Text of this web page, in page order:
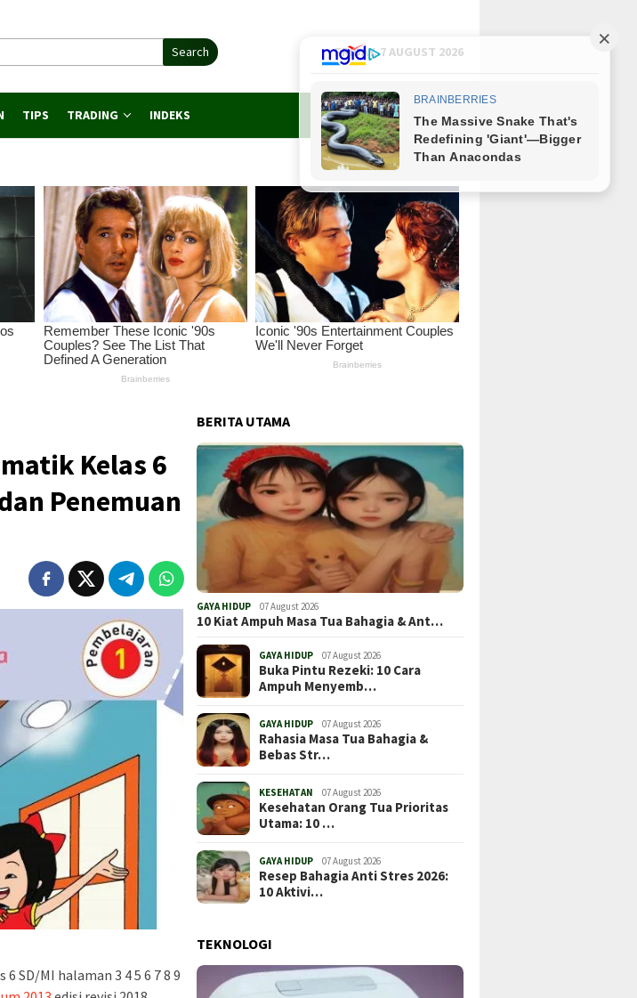
Search FRIDAY, 7 AUGUST 2026
TIPS TRADING INDEKS
Kelas 6
Penemuan
SD/MI halaman 3 4 5 6 7 8 9
BERITA UTAMA
GAYA HIDUP 07 August 2026
10 Kiat Ampuh Masa Tua Bahagia & Ant…
GAYA HIDUP 07 August 2026
Buka Pintu Rezeki: 10 Cara
Ampuh Menyemb…
GAYA HIDUP 07 August 2026
Rahasia Masa Tua Bahagia &
Bebas Str…
KESEHATAN 07 August 2026
Kesehatan Orang Tua Prioritas
Utama: 10 …
GAYA HIDUP 07 August 2026
Resep Bahagia Anti Stres 2026:
10 Aktivi…
TEKNOLOGI